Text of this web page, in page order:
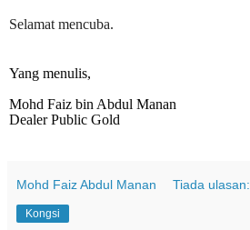
Selamat mencuba.
Yang menulis,
Mohd Faiz bin Abdul Manan
Dealer Public Gold
Mohd Faiz Abdul Manan Tiada ulasan:
Kongsi